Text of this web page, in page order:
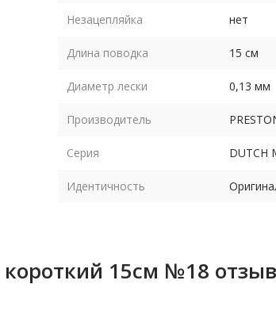
Незацепляйка нет
Длина поводка 15 см
Диаметр лески 0,13 мм
Производитель
Серия DUTCH
Идентичность
короткий 15см №18